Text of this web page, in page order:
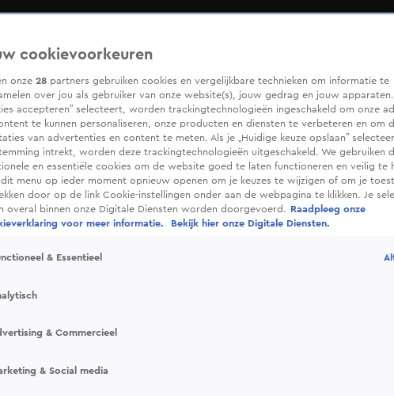
cookievoorkeuren
onze 28 partners gebruiken cookies en vergelijkbare technieken om informatie te
over jou als gebruiker van onze website(s), jouw gedrag en jouw apparaten.
accepteren” selecteert, worden trackingtechnologieën ingeschakeld om onze
te kunnen personaliseren, onze producten en diensten te verbeteren en om
van advertenties en content te meten. Als je „Huidige keuze opslaan”
intrekt, worden deze trackingtechnologieën uitgeschakeld. We gebruiken
en essentiële cookies om de website goed te laten functioneren en veilig te
dit menu op ieder moment opnieuw openen om je keuzes te wijzigen of om je
door op de link Cookie-instellingen onder aan de webpagina te klikken. Je
overal binnen onze Digitale Diensten worden doorgevoerd.
Raadpleeg onze
voor meer informatie.
Bekijk hier onze Digitale Diensten.
& Essentieel
& Commercieel
& Social media